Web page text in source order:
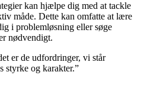
kan hjælpe dig med at tackle
måde. Dette kan omfatte at lære
i problemløsning eller søge
nødvendigt.
er de udfordringer, vi står
styrke og karakter.”